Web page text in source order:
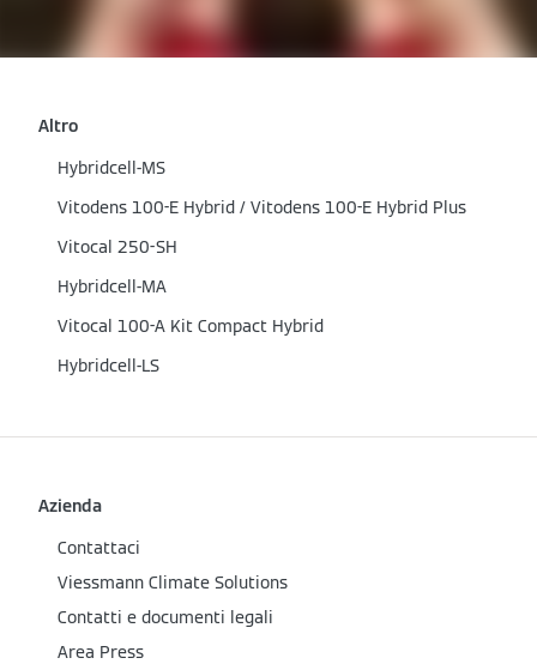
Altro
Hybridcell-MS
Vitodens 100-E Hybrid / Vitodens 100-E Hybrid Plus
Vitocal 250-SH
Hybridcell-MA
Vitocal 100-A Kit Compact Hybrid
Hybridcell-LS
Azienda
Contattaci
Viessmann Climate Solutions
Contatti e documenti legali
Area Press